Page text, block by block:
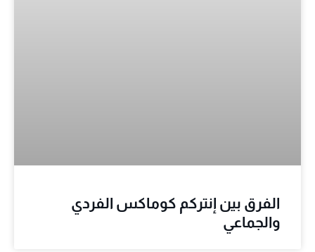
الفرق بين إنتركم كوماكس الفردي
والجماعي